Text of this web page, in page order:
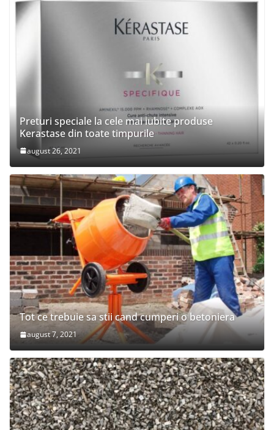
Preturi speciale la cele mai iubite produse
Kerastase din toate timpurile
august 26, 2021
Tot ce trebuie sa stii cand cumperi o betoniera
august 7, 2021